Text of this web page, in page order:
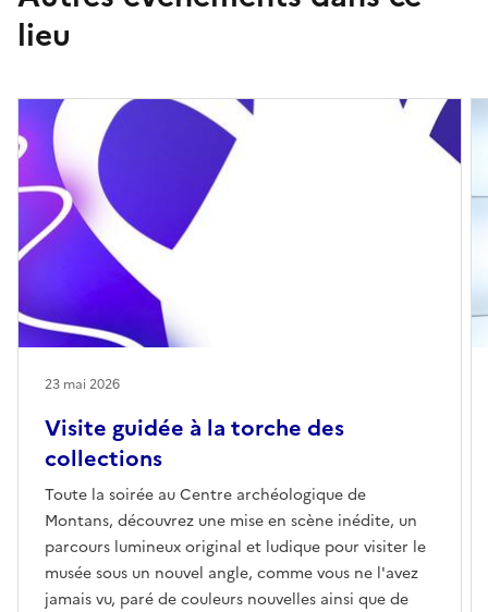
lieu
Visite guidée à la torche des
collections
Toute la soirée au Centre archéologique de
Montans, découvrez une mise en scène inédite, un
parcours lumineux original et ludique pour visiter le
musée sous un nouvel angle, comme vous ne l'avez
jamais vu, paré de couleurs nouvelles ainsi que de
23 mai 2026